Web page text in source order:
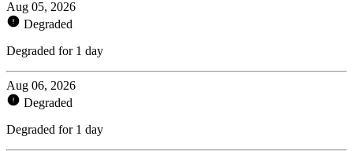
Aug 05, 2026
Degraded
Degraded for 1 day
Aug 06, 2026
Degraded
Degraded for 1 day